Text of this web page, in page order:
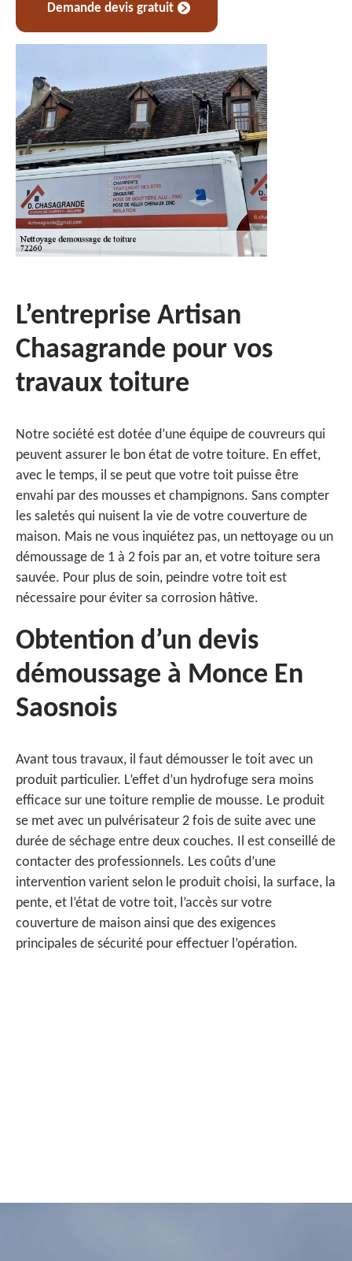
Demande devis gratuit
L’entreprise Artisan
Chasagrande pour vos
travaux toiture
Notre société est dotée d’une équipe de couvreurs qui
peuvent assurer le bon état de votre toiture. En effet,
avec le temps, il se peut que votre toit puisse être
envahi par des mousses et champignons. Sans compter
les saletés qui nuisent la vie de votre couverture de
maison. Mais ne vous inquiétez pas, un nettoyage ou un
démoussage de 1 à 2 fois par an, et votre toiture sera
sauvée. Pour plus de soin, peindre votre toit est
nécessaire pour éviter sa corrosion hâtive.
Obtention d’un devis
démoussage à Monce En
Saosnois
Avant tous travaux, il faut démousser le toit avec un
produit particulier. L’effet d’un hydrofuge sera moins
efficace sur une toiture remplie de mousse. Le produit
se met avec un pulvérisateur 2 fois de suite avec une
durée de séchage entre deux couches. Il est conseillé de
contacter des professionnels. Les coûts d’une
intervention varient selon le produit choisi, la surface, la
pente, et l’état de votre toit, l’accès sur votre
couverture de maison ainsi que des exigences
principales de sécurité pour effectuer l’opération.